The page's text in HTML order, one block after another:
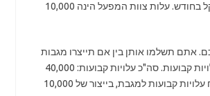
של 15,000 שקל בחודש (כולל מיסים). למכונות יש פחת של 10,000 שקל בחודש. עלות צוות המפעל הינה 10,000
אתם תשלמו אותן בין אם תייצרו מגבות
בשיא הכוח ובין אם תשבו בבית ולא תעשו כלום. עלויות אלו נקראות עלויות קבועות. סה"כ עלויות קבועות: 40,000
ש"ח בחודש. אם "נעמיס" את העלויות הקבועות לכל מגבת, נקבל 4 ש"ח עלויות קבועות למגבת, בייצור של 10,000